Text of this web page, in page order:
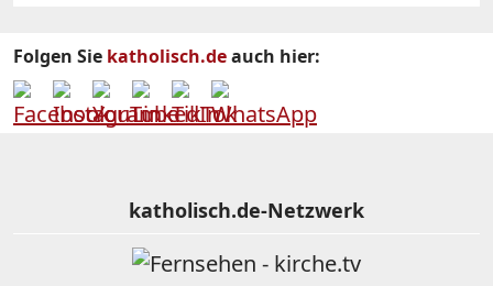
Folgen Sie katholisch.deauch hier:
katholisch.de-Netzwerk